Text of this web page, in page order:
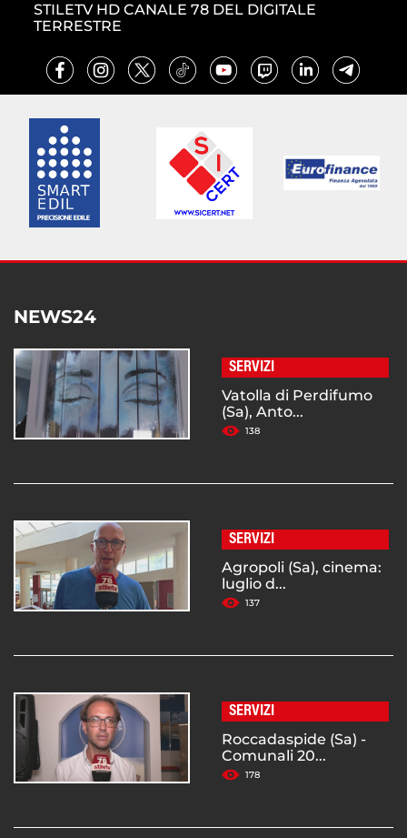
STILETV HD CANALE 78 DEL DIGITALE
TERRESTRE
NEWS24
SERVIZI
Vatolla di Perdifumo
(Sa), Anto...
138
SERVIZI
Agropoli (Sa), cinema:
luglio d...
137
SERVIZI
Roccadaspide (Sa) -
Comunali 20...
178